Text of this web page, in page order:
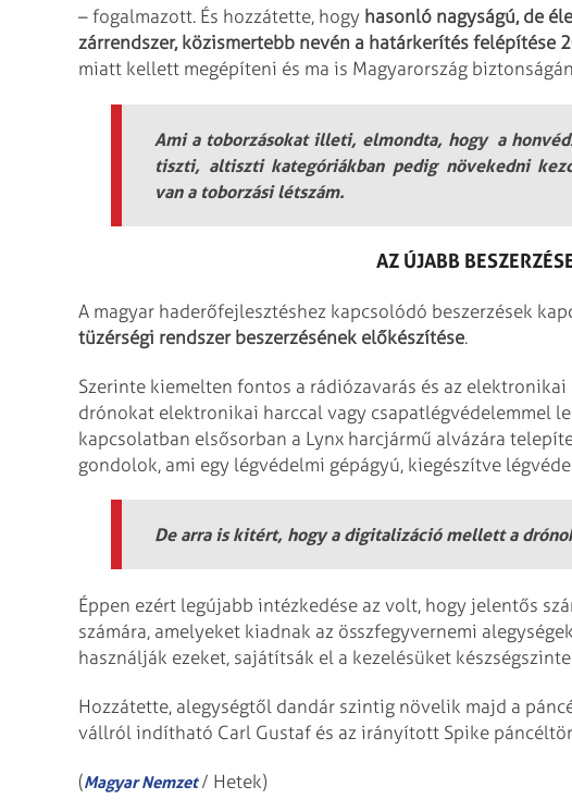
– fogalmazott. És hozzátette, hogy hasonló nagyságú, de
zárrendszer, közismertebb nevén a határkerítés felépítése
miatt kellett megépíteni és ma is Magyarország
Ami a toborzásokat illeti, elmondta, hogy a
tiszti, altiszti kategóriákban pedig növekedni
van a toborzási létszám.
AZ ÚJABB
A magyar haderőfejlesztéshez kapcsolódó beszerzések
tüzérségi rendszer beszerzésének előkészítése.
Szerinte kiemelten fontos a rádiózavarás és az elektronikai
drónokat elektronikai harccal vagy csapatlégvédelemmel
kapcsolatban elsősorban a Lynx harcjármű alvázára
gondolok, ami egy légvédelmi gépágyú, kiegészítve
De arra is kitért, hogy a digitalizáció mellett a
Éppen ezért legújabb intézkedése az volt, hogy jelentős
számára, amelyeket kiadnak az összfegyvernemi
használják ezeket, sajátítsák el a kezelésüket
Hozzátette, alegységtől dandár szintig növelik majd a
vállról indítható Carl Gustaf és az irányított Spike
(Magyar Nemzet/ Hetek)